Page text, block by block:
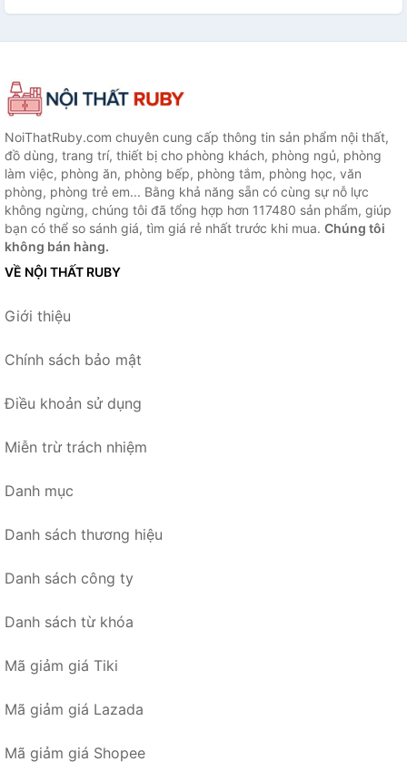
NoiThatRuby.com chuyên cung cấp thông tin sản phẩm nội thất,
đồ dùng, trang trí, thiết bị cho phòng khách, phòng ngủ, phòng
làm việc, phòng ăn, phòng bếp, phòng tắm, phòng học, văn
phòng, phòng trẻ em... Bằng khả năng sẵn có cùng sự nỗ lực
không ngừng, chúng tôi đã tổng hợp hơn 117480 sản phẩm, giúp
bạn có thể so sánh giá, tìm giá rẻ nhất trước khi mua. Chúng tôi
không bán hàng.
VỀ NỘI THẤT RUBY
Giới thiệu
Chính sách bảo mật
Điều khoản sử dụng
Miễn trừ trách nhiệm
Danh mục
Danh sách thương hiệu
Danh sách công ty
Danh sách từ khóa
Mã giảm giá Tiki
Mã giảm giá Lazada
Mã giảm giá Shopee